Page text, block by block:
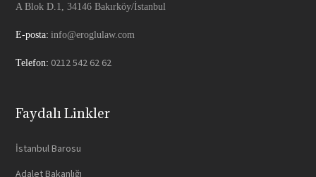
A Blok D.1, 34146 Bakırköy/İstanbul
E-posta: info@eroglulaw.com
Telefon: 0212 542 62 62
Faydalı Linkler
İstanbul Barosu
Adalet Bakanlığı